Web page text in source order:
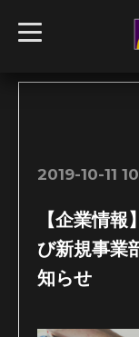
t
o
l
2019-10-11
【企業情
び新規事業
知らせ